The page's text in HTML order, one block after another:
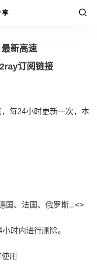
新高速
订阅链接
每24小时更新一次，本
国、法国、俄罗斯...<>
时内进行删除。
用